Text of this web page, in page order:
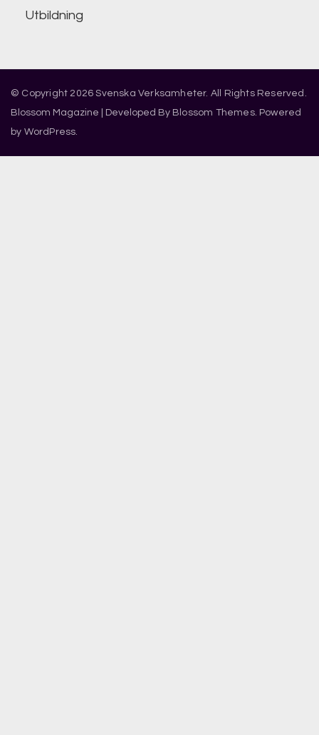
Utbildning
© Copyright 2026Svenska Verksamheter. All Rights Reserved.
Blossom Magazine | Developed By Blossom Themes. Powered
by WordPress.